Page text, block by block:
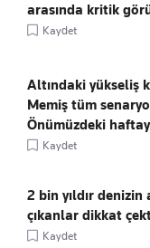
arasında kritik
Kaydet
Altındaki yükseliş
Memiş tüm
Önümüzdeki
Kaydet
2 bin yıldır denizin
çıkanlar dikkat
Kaydet